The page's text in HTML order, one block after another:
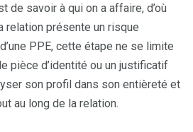
de savoir à qui on a affaire, d’où
relation présente un risque
PPE, cette étape ne se limite
pièce d’identité ou un justificatif
son profil dans son entièreté et
au long de la relation.